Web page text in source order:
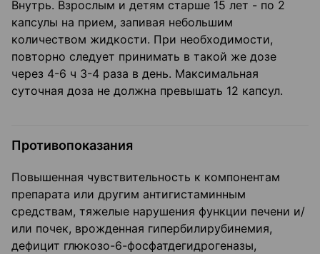
Внутрь. Взрослым и детям старше 15 лет - по 2
капсулы на прием, запивая небольшим
количеством жидкости. При необходимости,
повторно следует принимать в такой же дозе
через 4-6 ч 3-4 раза в день. Максимальная
суточная доза не должна превышать 12 капсул.
Противопоказания
Повышенная чувствительность к компонентам
препарата или другим антигистаминным
средствам, тяжелые нарушения функции печени и/
или почек, врожденная гипербилирубинемия,
дефицит глюкозо-6-фосфатдегидрогеназы,